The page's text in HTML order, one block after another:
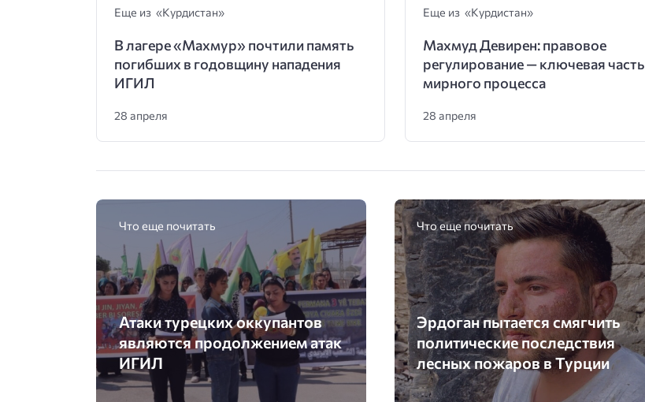
Еще из «Курдистан»
В лагере «Махмур» почтили память
погибших в годовщину нападения
ИГИЛ
28 апреля
Еще из «Курдистан»
Махмуд Девирен: правовое
регулирование — ключевая часть
мирного процесса
28 апреля
Что еще почитать
Атаки турецких оккупантов
являются продолжением атак
ИГИЛ
Что еще почитать
Эрдоган пытается смягчить
политические последствия
лесных пожаров в Турции